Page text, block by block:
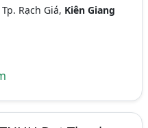
Rạch Giá, Kiên Giang